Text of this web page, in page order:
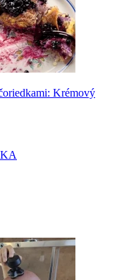
Krémový